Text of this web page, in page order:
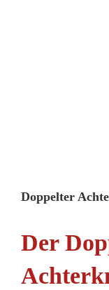
Doppelter
Der